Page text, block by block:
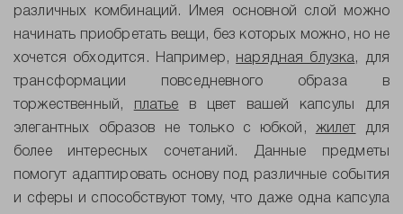
различных комбинаций. Имея основной слой можно
начинать приобретать вещи, без которых можно, но не
хочется обходится. Например, нарядная блузка , для
трансформации повседневного образа в
торжественный, платье
в цвет вашей капсулы для
элегантных образов не только с юбкой, жилет
для
более интересных сочетаний. Данные предметы
помогут адаптировать основу под различные события
и сферы и способствуют тому, что даже одна капсула